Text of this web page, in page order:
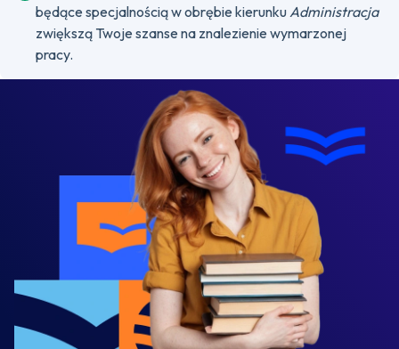
będące specjalnością w obrębie kierunkuAdministracja
zwiększą Twoje szanse na znalezienie wymarzonej
pracy.